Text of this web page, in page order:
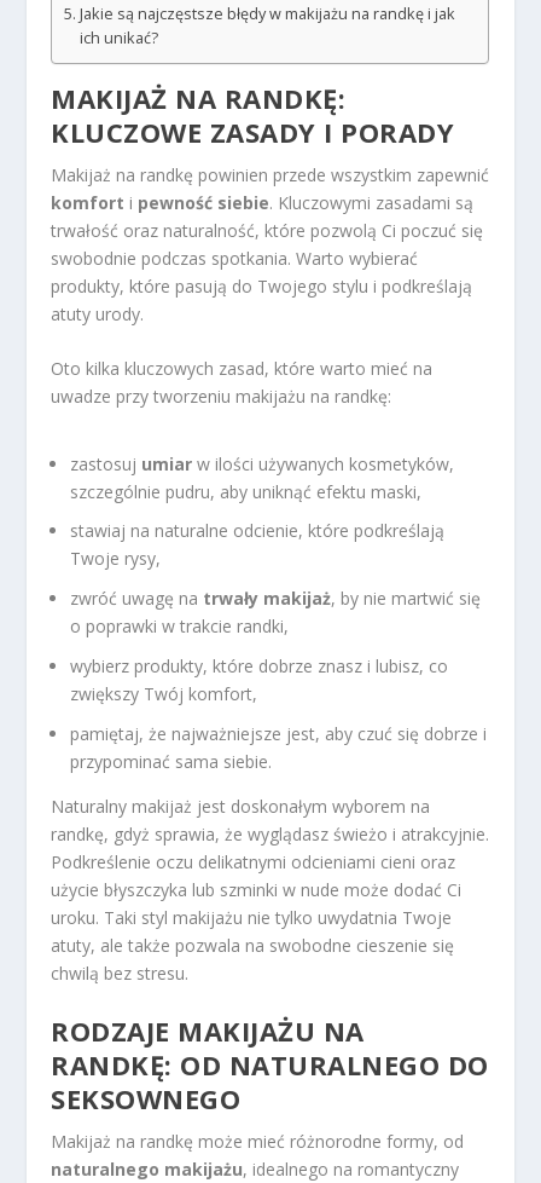
Jakie są najczęstsze błędy w makijażu na randkę i jak
ich unikać?
MAKIJAŻ NA RANDKĘ:
KLUCZOWE ZASADY I PORADY
Makijaż na randkę powinien przede wszystkim zapewnić
komfort i pewność siebie. Kluczowymi zasadami są
trwałość oraz naturalność, które pozwolą Ci poczuć się
swobodnie podczas spotkania. Warto wybierać
produkty, które pasują do Twojego stylu i podkreślają
atuty urody.
Oto kilka kluczowych zasad, które warto mieć na
uwadze przy tworzeniu makijażu na randkę:
zastosuj umiar w ilości używanych kosmetyków,
szczególnie pudru, aby uniknąć efektu maski,
stawiaj na naturalne odcienie, które podkreślają
Twoje rysy,
zwróć uwagę na trwały makijaż, by nie martwić się
o poprawki w trakcie randki,
wybierz produkty, które dobrze znasz i lubisz, co
zwiększy Twój komfort,
pamiętaj, że najważniejsze jest, aby czuć się dobrze i
przypominać sama siebie.
Naturalny makijaż jest doskonałym wyborem na
randkę, gdyż sprawia, że wyglądasz świeżo i atrakcyjnie.
Podkreślenie oczu delikatnymi odcieniami cieni oraz
użycie błyszczyka lub szminki w nude może dodać Ci
uroku. Taki styl makijażu nie tylko uwydatnia Twoje
atuty, ale także pozwala na swobodne cieszenie się
chwilą bez stresu.
RODZAJE MAKIJAŻU NA
RANDKĘ: OD NATURALNEGO DO
SEKSOWNEGO
Makijaż na randkę może mieć różnorodne formy, od
naturalnego makijażu, idealnego na romantyczny